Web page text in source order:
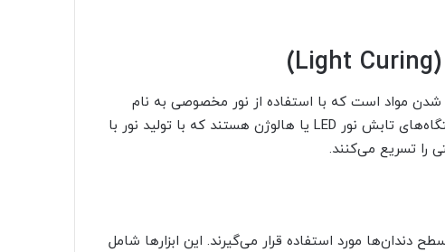
مواد است که با استفاده از نور مخصوصی به نام
لایت کیورینگ انجام می‌شود. این سیستم‌ها شامل دستگاه‌های تابش نور LED یا هالوژن هستند که با تولید نور با
را تسریع می‌کنند.
دندان‌ها مورد استفاده قرار می‌گیرند. این ابزارها شامل